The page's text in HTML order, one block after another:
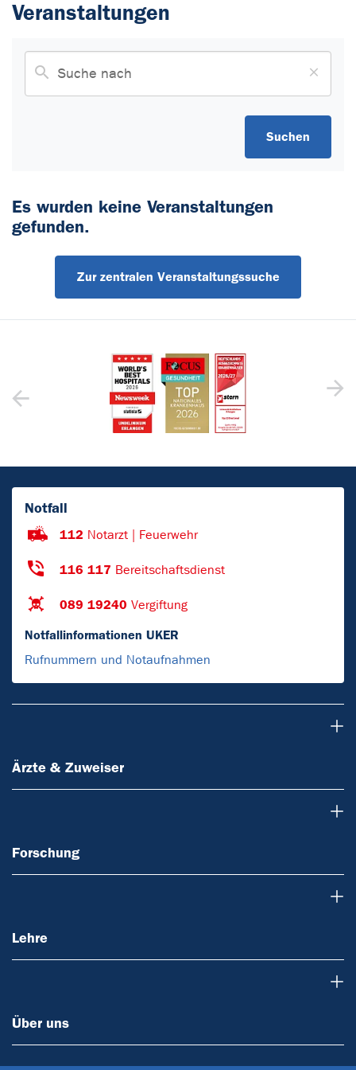
Veranstaltungen
Suchen
Es wurden keine Veranstaltungen
gefunden.
Zur zentralen Veranstaltungssuche
Notfall
112 Notarzt | Feuerwehr
116 117 Bereitschaftsdienst
089 19240 Vergiftung
Notfallinformationen UKER
Rufnummern und Notaufnahmen
Ärzte & Zuweiser
Forschung
Lehre
Über uns